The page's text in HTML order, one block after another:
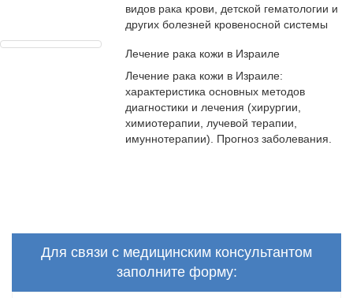
видов рака крови, детской гематологии и
других болезней кровеносной системы
Лечение рака кожи в Израиле
Лечение рака кожи в Израиле:
характеристика основных методов
диагностики и лечения (хирургии,
химиотерапии, лучевой терапии,
имуннотерапии). Прогноз заболевания.
Для связи с медицинским консультантом
заполните форму: